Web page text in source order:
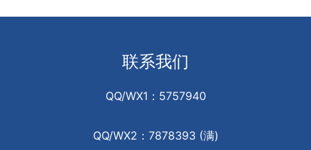
联系我们
QQ/WX1：5757940
QQ/WX2：7878393 (满)